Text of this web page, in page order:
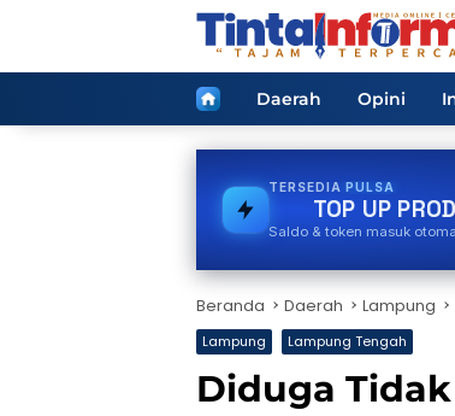
HomeDaerah Opini
TERSEDIA E-WALLET
TOP UP
Saldo & token masuk
Beranda Daerah Lampung
Lampung Lampung Tengah
Diduga